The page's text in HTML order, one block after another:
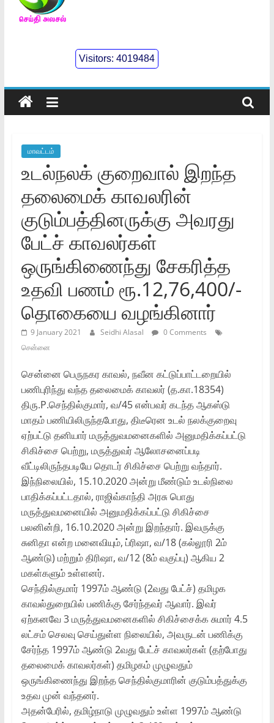
செய்திஅலசல்
Seidhialasal
Tamil
Online
Visitors:4019484
மாவட்டம்
உடல்நலக் குறைவால் இறந்த
தலைமைக் காவலரின்
குடும்பத்தினருக்கு அவரது
பேட்ச் காவலர்கள்
ஒருங்கிணைந்து சேகரித்த
உதவி பணம் ரூ.12,76,400/-
தொகையை வழங்கினார்
9 January 2021 Seidhi Alasal
0 Comments
சென்னை
சென்னை பெருநகர காவல், நவீன கட்டுப்பாட்டறையில்
பணிபுரிந்து வந்த தலைமைக் காவலர் (த.கா.18354)
திரு.P.செந்தில்குமார், வ/45 என்பவர் கடந்த ஆகஸ்டு
மாதம் பணியிலிருந்தபோது, திடீரென உடல் நலக்குறைவு
ஏற்பட்டு தனியார் மருத்துவமனைகளில் அனுமதிக்கப்பட்டு
சிகிச்சை பெற்று, மருத்துவர் ஆலோசனைப்படி
வீட்டிலிருந்தபடியே தொடர் சிகிச்சை பெற்று வந்தார்.
இந்நிலையில், 15.10.2020 அன்று மீண்டும் உடல்நிலை
பாதிக்கப்பட்டதால், ராஜிவ்காந்தி அரசு பொது
மருத்துவமனையில் அனுமதிக்கப்பட்டு சிகிச்சை
பலனின்றி, 16.10.2020 அன்று இறந்தார். இவருக்கு
சுனிதா என்ற மனைவியும், ப்ரிஷா, வ/18 (கல்லூரி 2ம்
ஆண்டு) மற்றும் திரிஷா, வ/12 (8ம் வகுப்பு) ஆகிய 2
மகள்களும் உள்ளனர்.
செந்தில்குமார் 1997ம் ஆண்டு (2வது பேட்ச்) தமிழக
காவல்துறையில் பணிக்கு சேர்ந்தவர் ஆவார். இவர்
ஏற்கனவே 3 மருத்துவமனைகளில் சிகிச்சைக்க சுமார் 4.5
லட்சம் செலவு செய்துள்ள நிலையில், அவருடன் பணிக்கு
சேர்ந்த 1997ம் ஆண்டு 2வது பேட்ச் காவலர்கள் (தற்போது
தலைமைக் காவலர்கள்) தமிழகம் முழுவதும்
ஒருங்கிணைந்து இறந்த செந்தில்குமாரின் குடும்பத்துக்கு
உதவ முன் வந்தனர்.
அதன்பேரில், தமிழ்நாடு முழுவதும் உள்ள 1997ம் ஆண்டு